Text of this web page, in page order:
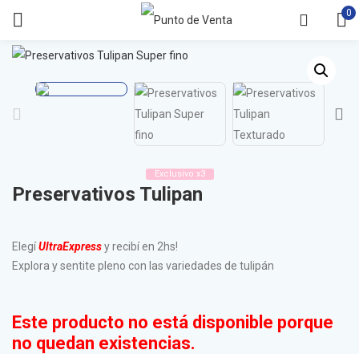
0
Exclusivo x3
Preservativos Tulipan
ElegíUltraExpressy recibí en 2hs!
Explora y sentite pleno con las variedades de tulipán
Este producto no está disponible porque
no quedan existencias.